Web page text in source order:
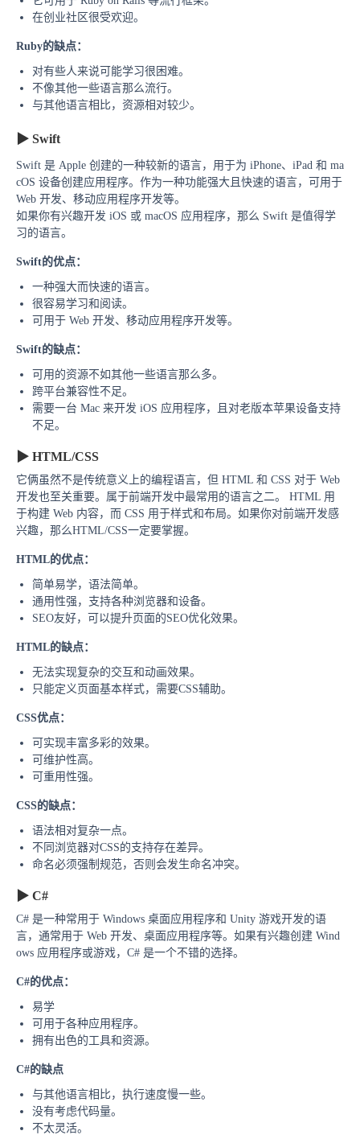
在创业社区很受欢迎。
Ruby的缺点：
对有些人来说可能学习很困难。
不像其他一些语言那么流行。
与其他语言相比，资源相对较少。
▶ Swift
Swift 是 Apple 创建的一种较新的语言，用于为 iPhone、iPad 和 ma
cOS 设备创建应用程序。作为一种功能强大且快速的语言，可用于
Web 开发、移动应用程序开发等。
如果你有兴趣开发 iOS 或 macOS 应用程序，那么 Swift 是值得学
习的语言。
Swift的优点：
一种强大而快速的语言。
很容易学习和阅读。
可用于 Web 开发、移动应用程序开发等。
Swift的缺点：
可用的资源不如其他一些语言那么多。
跨平台兼容性不足。
需要一台 Mac 来开发 iOS 应用程序，且对老版本苹果设备支持
不足。
▶ HTML/CSS
它俩虽然不是传统意义上的编程语言，但 HTML 和 CSS 对于 Web
开发也至关重要。属于前端开发中最常用的语言之二。 HTML 用
于构建 Web 内容，而 CSS 用于样式和布局。如果你对前端开发感
兴趣，那么HTML/CSS一定要掌握。
HTML的优点：
简单易学，语法简单。
通用性强，支持各种浏览器和设备。
SEO友好，可以提升页面的SEO优化效果。
HTML的缺点：
无法实现复杂的交互和动画效果。
只能定义页面基本样式，需要CSS辅助。
CSS优点：
可实现丰富多彩的效果。
可维护性高。
可重用性强。
CSS的缺点：
语法相对复杂一点。
不同浏览器对CSS的支持存在差异。
命名必须强制规范，否则会发生命名冲突。
▶ C#
C# 是一种常用于 Windows 桌面应用程序和 Unity 游戏开发的语
言，通常用于 Web 开发、桌面应用程序等。如果有兴趣创建 Wind
ows 应用程序或游戏，C# 是一个不错的选择。
C#的优点：
易学
可用于各种应用程序。
拥有出色的工具和资源。
C#的缺点
与其他语言相比，执行速度慢一些。
没有考虑代码量。
不太灵活。